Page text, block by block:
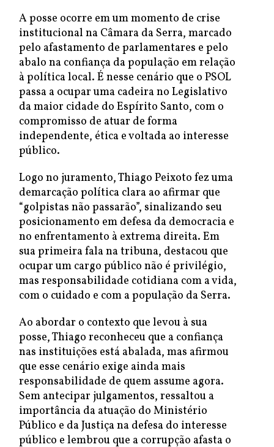
A posse ocorre em um momento de crise
institucional na Câmara da Serra, marcado
pelo afastamento de parlamentares e pelo
abalo na confiança da população em relação
à política local. É nesse cenário que o PSOL
passa a ocupar uma cadeira no Legislativo
da maior cidade do Espírito Santo, com o
compromisso de atuar de forma
independente, ética e voltada ao interesse
público.
Logo no juramento, Thiago Peixoto fez uma
demarcação política clara ao afirmar que
“golpistas não passarão”, sinalizando seu
posicionamento em defesa da democracia e
no enfrentamento à extrema direita. Em
sua primeira fala na tribuna, destacou que
ocupar um cargo público não é privilégio,
mas responsabilidade cotidiana com a vida,
com o cuidado e com a população da Serra.
Ao abordar o contexto que levou à sua
posse, Thiago reconheceu que a confiança
nas instituições está abalada, mas afirmou
que esse cenário exige ainda mais
responsabilidade de quem assume agora.
Sem antecipar julgamentos, ressaltou a
importância da atuação do Ministério
Público e da Justiça na defesa do interesse
público e lembrou que a corrupção afasta o